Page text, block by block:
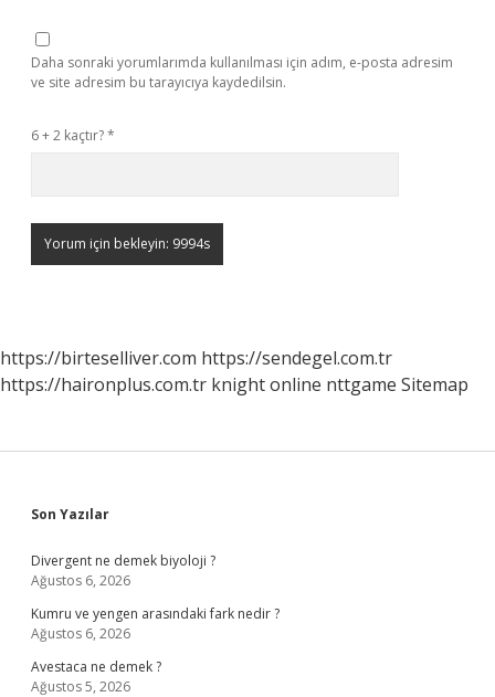
Daha sonraki yorumlarımda kullanılması için adım, e-posta adresim
ve site adresim bu tarayıcıya kaydedilsin.
6 + 2 kaçtır?*
https://birteselliver.com https://sendegel.com.tr
https://haironplus.com.tr knight online nttgame Sitemap
Sidebar
Son Yazılar
Divergent ne demek biyoloji ?
Ağustos 6, 2026
Kumru ve yengen arasındaki fark nedir ?
Ağustos 6, 2026
Avestaca ne demek ?
Ağustos 5, 2026